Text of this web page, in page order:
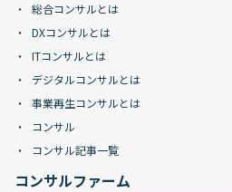
総合コンサルとは
DXコンサルとは
ITコンサルとは
デジタルコンサルとは
事業再生コンサルとは
コンサル
コンサル記事一覧
コンサルファーム